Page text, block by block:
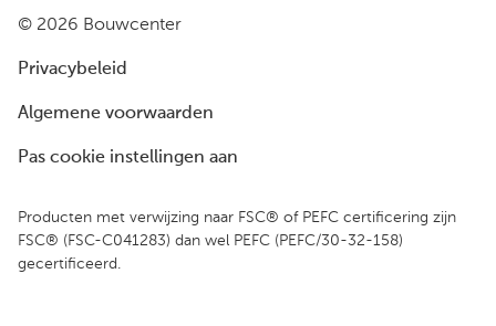
© 2026 Bouwcenter
Privacybeleid
Algemene voorwaarden
Pas cookie instellingen aan
Producten met verwijzing naar FSC® of PEFC certificering zijn
FSC® (FSC-C041283) dan wel PEFC (PEFC/30-32-158)
gecertificeerd.